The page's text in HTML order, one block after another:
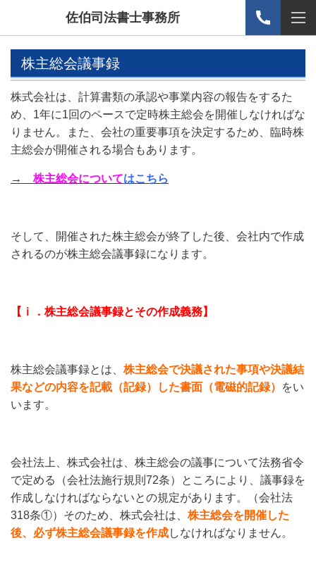
佐伯司法書士事務所
株主総会議事録
株式会社は、計算書類の承認や事業内容の報告をするた
め、1年に1回のペースで定時株主総会を開催しなければな
りません。また、会社の重要事項を決定するため、臨時株
主総会が開催される場合もあります。
→ 株主総会についてはこちら
そして、開催された株主総会が終了した後、会社内で作成
されるのが株主総会議事録になります。
【ⅰ．株主総会議事録とその作成義務】
株主総会議事録とは、 株主総会で決議された事項や決議結
果などの内容を記載（記録）した書面（電磁的記録）
をい
います。
会社法上、株式会社は、株主総会の議事について法務省令
で定める（会社法施行規則72条）ところにより、議事録を
作成しなければならないとの規定があります。（会社法
318条①）そのため、株式会社は、 株主総会を開催した
後、必ず株主総会議事録を作成しなければなりません。